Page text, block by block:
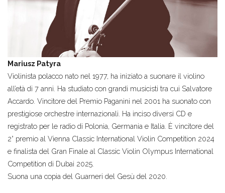
Mariusz Patyra
Violinista polacco nato nel 1977, ha iniziato a suonare il violino
all’età di 7 anni. Ha studiato con grandi musicisti tra cui Salvatore
Accardo. Vincitore del Premio Paganini nel 2001 ha suonato con
prestigiose orchestre internazionali. Ha inciso diversi CD e
registrato per le radio di Polonia, Germania e Italia. È vincitore del
2° premio al Vienna Classic International Violin Competition 2024
e finalista del Gran Finale al Classic Violin Olympus International
Competition di Dubai 2025.
Suona una copia del Guarneri del Gesù del 2020.